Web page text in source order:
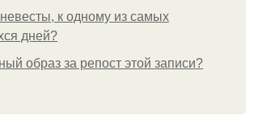
к одному из самых
дней?
образ за репост этой записи?